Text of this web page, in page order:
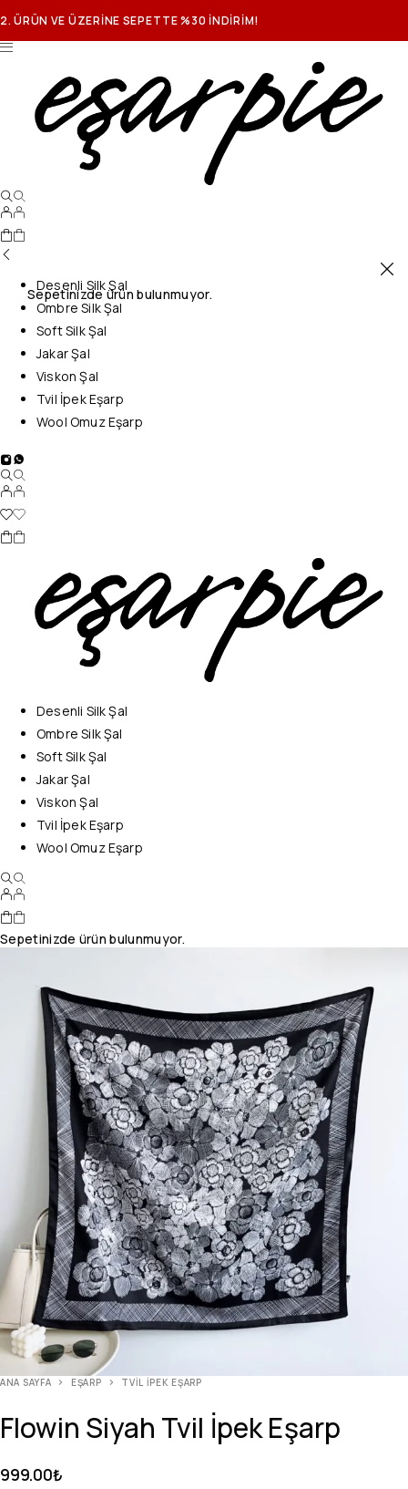
2. ÜRÜN VE ÜZERİNE SEPETTE %30 İNDİRİM!
Sepetinizde ürün bulunmuyor.
Desenli Silk Şal
Ombre Silk Şal
Soft Silk Şal
Jakar Şal
Viskon Şal
Tvil İpek Eşarp
Wool Omuz Eşarp
Desenli Silk Şal
Ombre Silk Şal
Soft Silk Şal
Jakar Şal
Viskon Şal
Tvil İpek Eşarp
Wool Omuz Eşarp
Sepetinizde ürün bulunmuyor.
ANA SAYFA EŞARP TVIL İPEK EŞARP
Flowin Siyah Tvil İpek Eşarp
999.00₺